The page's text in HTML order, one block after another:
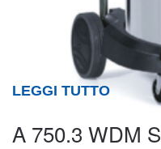
A 750.3 WDM S
LEGGI TUTTO